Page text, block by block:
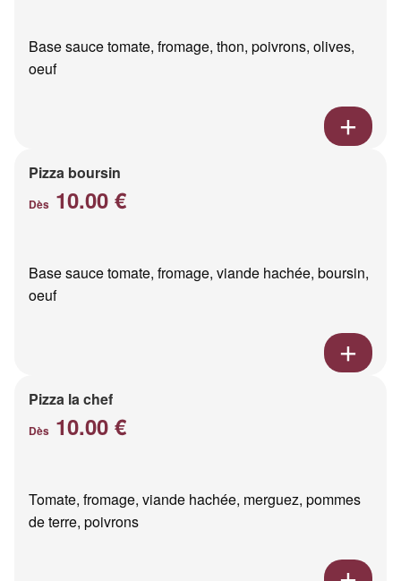
Base sauce tomate, fromage, thon, poivrons, olives,
oeuf
Pizza boursin
Dès 10.00 €
Base sauce tomate, fromage, viande hachée, boursin,
oeuf
Pizza la chef
Dès 10.00 €
Tomate, fromage, viande hachée, merguez, pommes
de terre, poivrons